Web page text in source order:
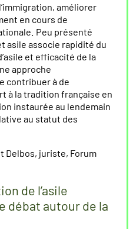
améliorer
en cours de
Peu présenté
asile associe rapidité du
et efficacité de la
approche
contribuer à de
à la tradition française en
instaurée au lendemain
au statut des
Delbos, juriste, Forum
de l’asile
débat autour de la